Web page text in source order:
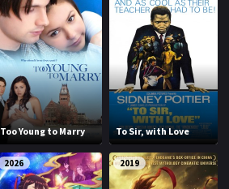
Too Young to Marry To Sir, with Love
2026 2019